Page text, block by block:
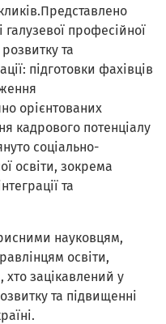
професійної
розвитку та
підготовки фахівців
орієнтованих
кадрового потенціалу
соціально-
освіти, зокрема
та
науковцям,
освіти,
хто зацікавлений у
та підвищенні